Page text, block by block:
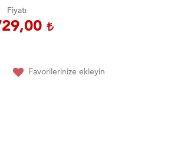
Fiyatı
Favorilerinize ekleyin